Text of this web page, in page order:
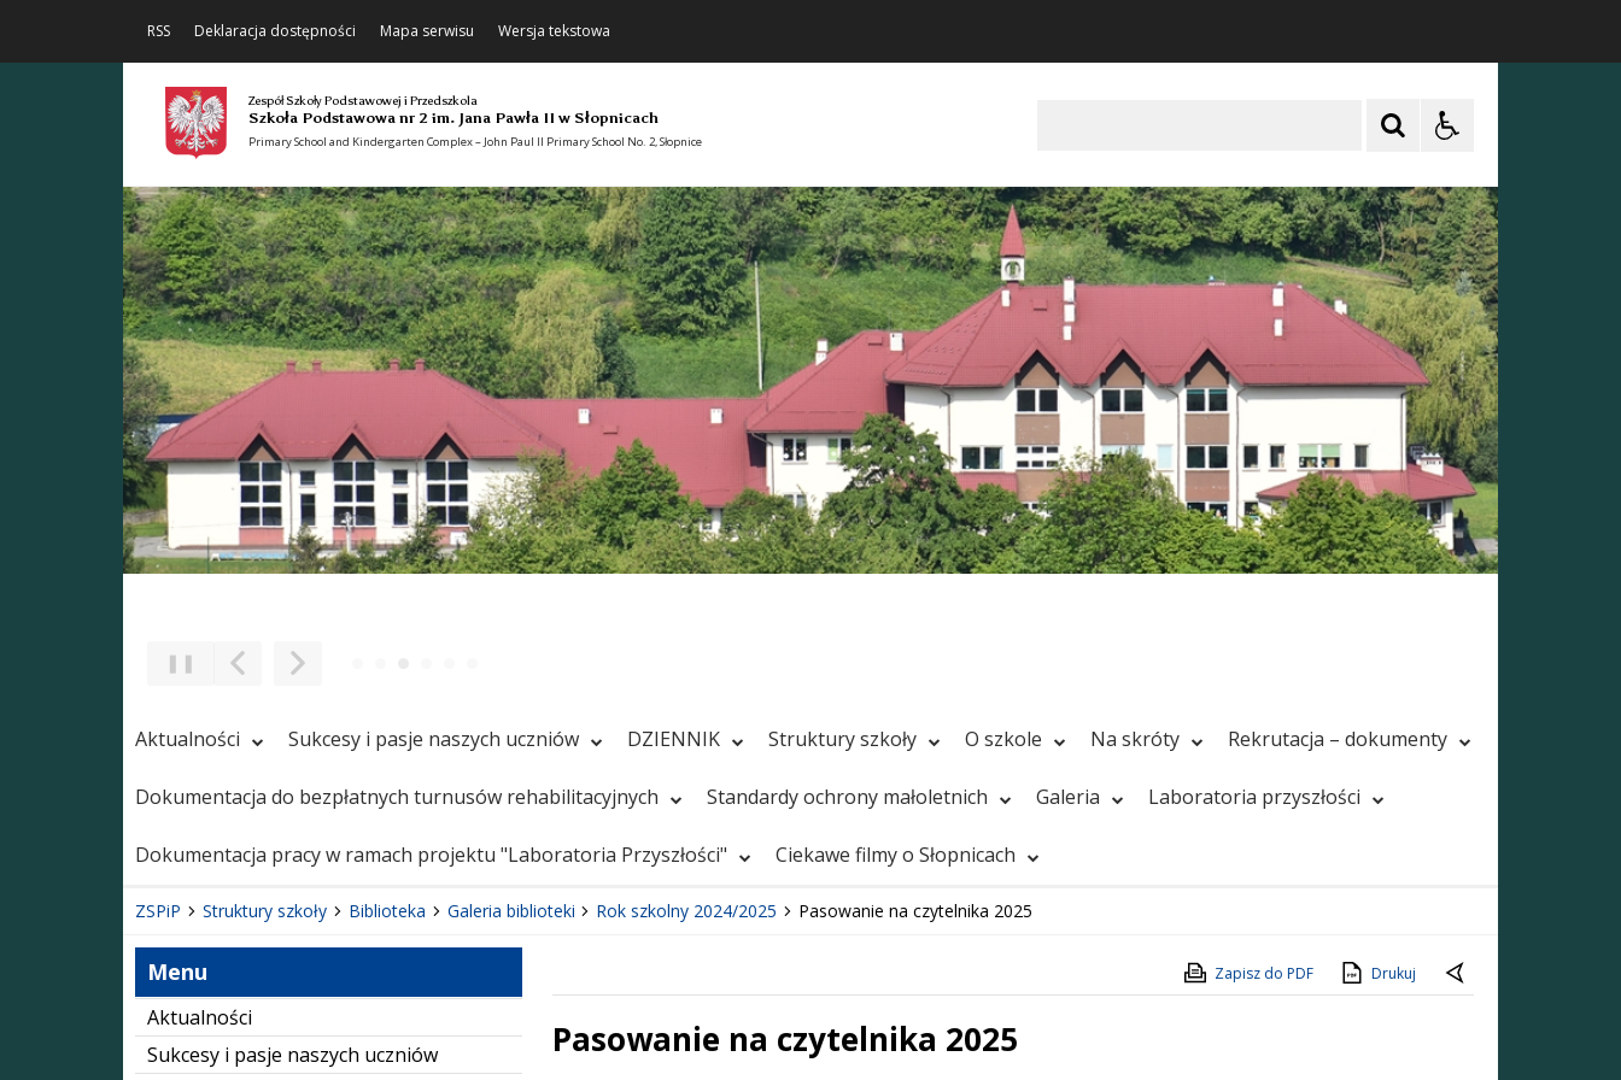
RSS Deklaracja dostępności Mapa serwisu Wersja tekstowa
Zespół Szkoły Podstawowej i Przedszkola
Szkoła Podstawowa nr 2 im. Jana Pawła II w Słopnicach
Primary School and Kindergarten Complex – John Paul II Primary School No. 2, Słopnice
Poprzedni Element
Następny Element
❚❚
Aktualności Sukcesy i pasje naszych uczniów DZIENNIK Struktury szkoły O szkole Na skróty Rekrutacja – dokumenty
Dokumentacja do bezpłatnych turnusów rehabilitacyjnych Standardy ochrony małoletnich Galeria Laboratoria przyszłości
Dokumentacja pracy w ramach projektu "Laboratoria Przyszłości" Ciekawe filmy o Słopnicach
ZSPiP Struktury szkoły Biblioteka Galeria biblioteki Rok szkolny 2024/2025 Pasowanie na czytelnika 2025
Menu
Aktualności
Sukcesy i pasje naszych uczniów
Zapisz do PDF Drukuj
Pasowanie na czytelnika 2025